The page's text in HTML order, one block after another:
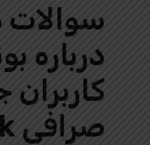
سوالات
درباره
صرافی LBank